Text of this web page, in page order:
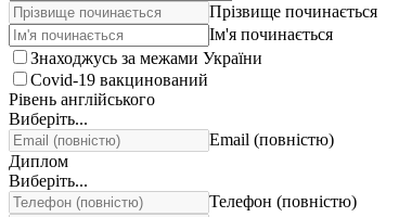
Прізвище починається
Ім'я починається
Знаходжусь за межами України
Covid-19 вакцинований
Рівень англійського
Виберіть...
Email (повністю)
Диплом
Виберіть...
Телефон (повністю)